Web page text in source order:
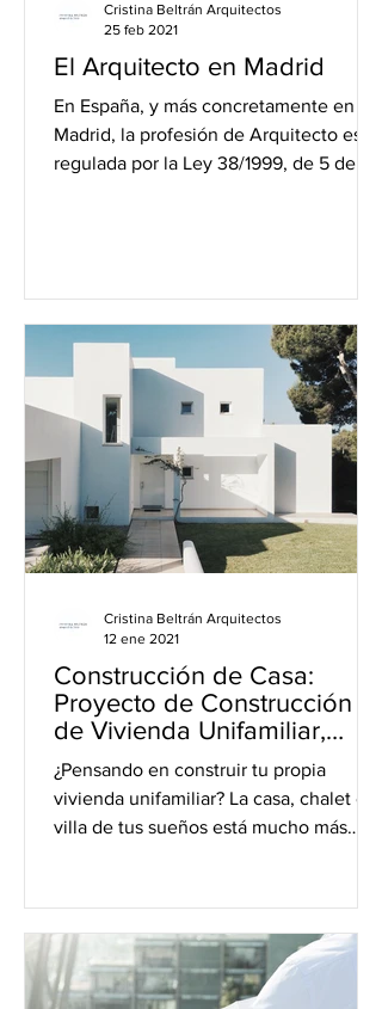
El Arquitecto en Madrid
En España, y más concretamente en
Madrid, la profesión de Arquitecto está
regulada por la Ley 38/1999, de 5 de
Cristina Beltrán Arquitectos
25 feb 2021
Construcción de Casa:
Proyecto de Construcción
de Vivienda Unifamiliar,
Chalet o Villa
¿Pensando en construir tu propia
vivienda unifamiliar? La casa, chalet o
villa de tus sueños está mucho más
Cristina Beltrán Arquitectos
12 ene 2021